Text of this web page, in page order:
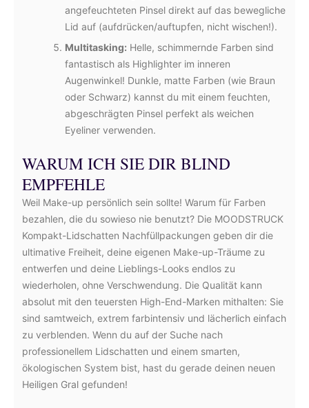
angefeuchteten Pinsel direkt auf das bewegliche
Lid auf (aufdrücken/auftupfen, nicht wischen!).
Multitasking: Helle, schimmernde Farben sind
fantastisch als Highlighter im inneren
Augenwinkel! Dunkle, matte Farben (wie Braun
oder Schwarz) kannst du mit einem feuchten,
abgeschrägten Pinsel perfekt als weichen
Eyeliner verwenden.
WARUM ICH SIE DIR BLIND
EMPFEHLE
Weil Make-up persönlich sein sollte! Warum für Farben
bezahlen, die du sowieso nie benutzt? Die MOODSTRUCK
Kompakt-Lidschatten Nachfüllpackungen geben dir die
ultimative Freiheit, deine eigenen Make-up-Träume zu
entwerfen und deine Lieblings-Looks endlos zu
wiederholen, ohne Verschwendung. Die Qualität kann
absolut mit den teuersten High-End-Marken mithalten: Sie
sind samtweich, extrem farbintensiv und lächerlich einfach
zu verblenden. Wenn du auf der Suche nach
professionellem Lidschatten und einem smarten,
ökologischen System bist, hast du gerade deinen neuen
Heiligen Gral gefunden!